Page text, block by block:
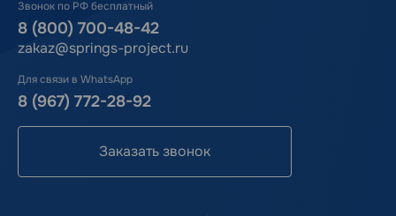
Звонок по РФ бесплатный
8 (800) 700-48-42
zakaz@springs-project.ru
Для связи в WhatsApp
8 (967) 772-28-92
Заказать звонок